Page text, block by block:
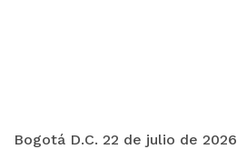
Bogotá D.C. 22 de julio de